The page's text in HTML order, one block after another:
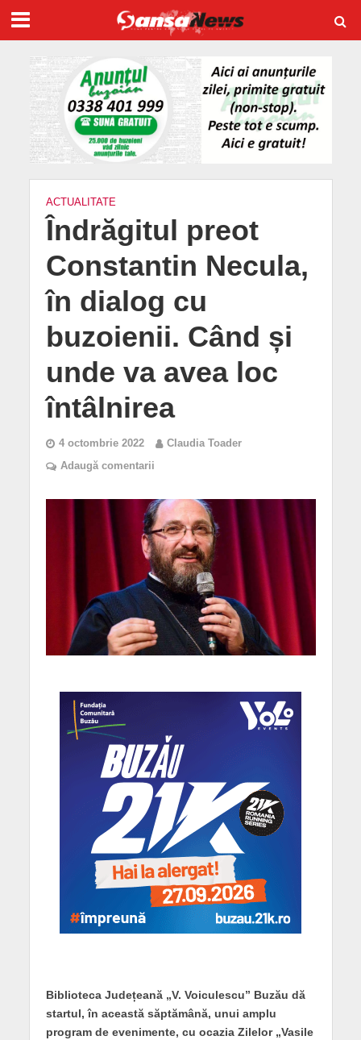
ACTUALITATE
Îndrăgitul preot
Constantin Necula,
în dialog cu
buzoienii. Când și
unde va avea loc
întâlnirea
4 octombrie 2022
Claudia Toader
Adaugă comentarii
Biblioteca Județeană „V. Voiculescu” Buzău dă
startul, în această săptămână, unui amplu
program de evenimente, cu ocazia Zilelor „Vasile